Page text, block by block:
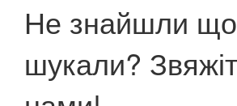
Не знайшли що
шукали?